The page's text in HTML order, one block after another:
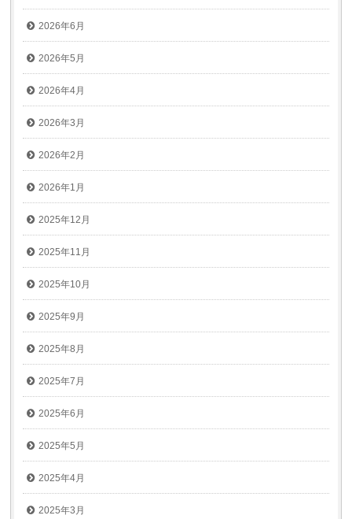
2026年6月
2026年5月
2026年4月
2026年3月
2026年2月
2026年1月
2025年12月
2025年11月
2025年10月
2025年9月
2025年8月
2025年7月
2025年6月
2025年5月
2025年4月
2025年3月